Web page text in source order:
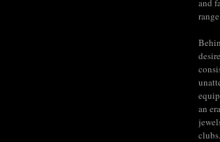
and
an
clubs.